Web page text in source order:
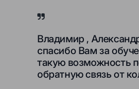
Владимир ,
спасибо Вам за
такую возможность
обратную связь от